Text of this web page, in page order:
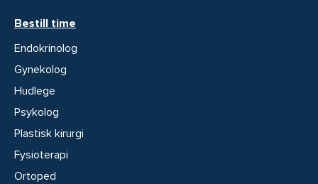
Bestill time
Endokrinolog
Gynekolog
Hudlege
Psykolog
Plastisk kirurgi
Fysioterapi
Ortoped